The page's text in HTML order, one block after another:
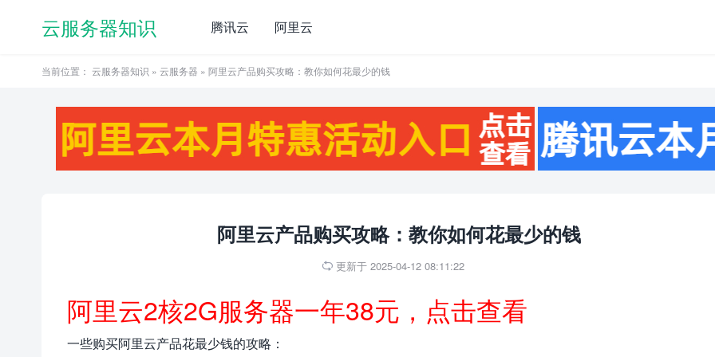
云服务器知识 腾讯云 阿里云
当前位置： 云服务器知识 » 云服务器 » 阿里云产品购买攻略：教你如何花最少的钱
阿里云产品购买攻略：教你如何花最少的钱
 更新于 2025-04-12 08:11:22
阿里云2核2G服务器一年38元，点击查看
一些购买阿里云产品花最少钱的攻略：